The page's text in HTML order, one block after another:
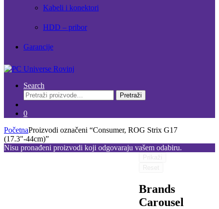
Kabeli i konektori
HDD – pribor
Garancije
Search
Pretraži:
Pretraži
0
PočetnaProizvodi označeni “Consumer, ROG Strix G17
(17.3"-44cm)”
Nisu pronađeni proizvodi koji odgovaraju vašem odabiru.
Brands
Carousel